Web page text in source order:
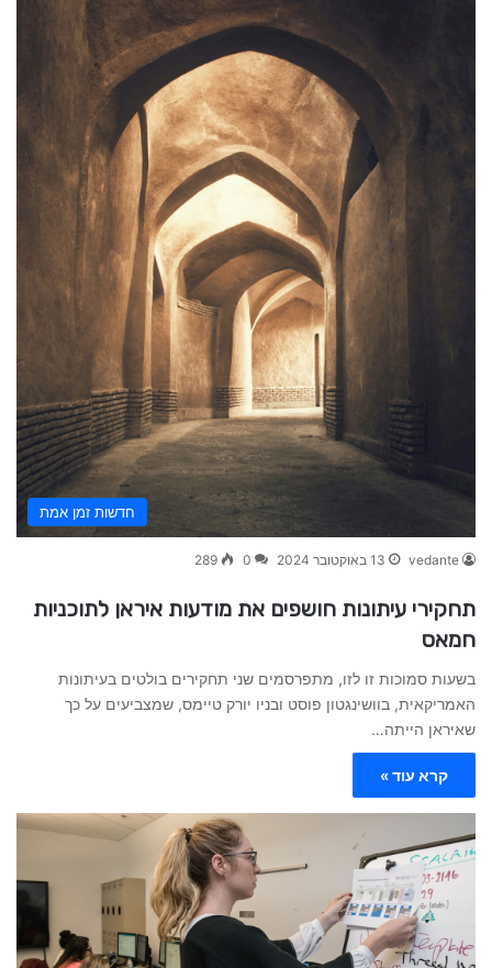
חדשות זמן אמת
vedante 13 באוקטובר 2024 0
289
תחקירי עיתונות חושפים את מודעות איראן לתוכניות
חמאס
בשעות סמוכות זו לזו, מתפרסמים שני תחקירים בולטים בעיתונות
האמריקאית, בוושינגטון פוסט ובניו יורק טיימס, שמצביעים על כך
שאיראן הייתה…
קרא עוד »